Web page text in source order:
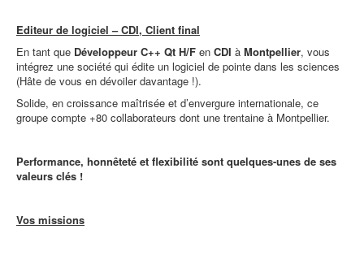
Editeur de logiciel – CDI, Client final
En tant que Développeur C++ Qt H/F en CDI à Montpellier, vous
intégrez une société qui édite un logiciel de pointe dans les sciences
(Hâte de vous en dévoiler davantage !).
Solide, en croissance maîtrisée et d’envergure internationale, ce
groupe compte +80 collaborateurs dont une trentaine à Montpellier.
Performance, honnêteté et flexibilité sont quelques-unes de ses
valeurs clés !
Vos missions